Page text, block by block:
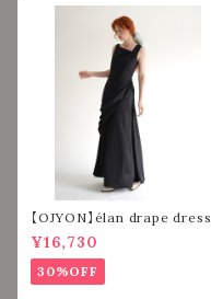
【OJYON】élan drape dress
【BLACK】
¥16,730
30%OFF